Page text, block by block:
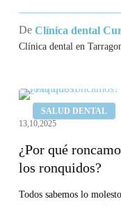
estudios
clínicos
De Clínica dental
Clínica dental en
SALUD DENTAL
¿Por
qué
¿Hay
alguna
solución
13,10,2025
¿Por qué
los ronquidos?
Todos sabemos lo